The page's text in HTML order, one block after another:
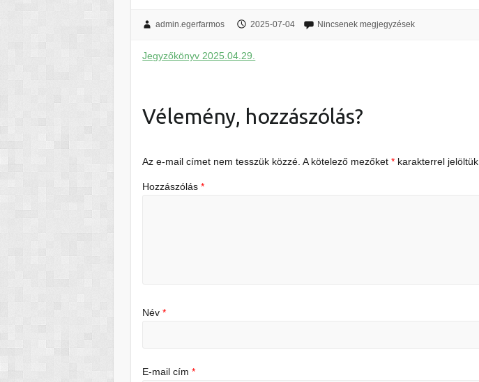
admin.egerfarmos 2025-07-04 Nincsenek megjegyzések
Jegyzőkönyv 2025.04.29.
Vélemény, hozzászólás?
Az e-mail címet nem tesszük közzé. A kötelező mezőket* karakterrel jelöltük
Hozzászólás*
Név*
E-mail cím*